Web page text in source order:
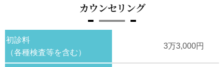
カウンセリング
初診料
（各種検査等を含む）
3万3,000円